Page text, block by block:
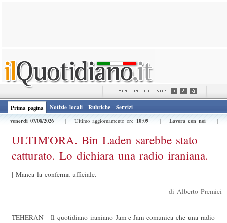
Prima pagina Notizie locali Rubriche
Servizi
venerdì 07/08/2026
| Ultimo aggiornamento ore 10:09 | Lavora con noi |
ULTIM'ORA. Bin Laden sarebbe stato
catturato. Lo dichiara una radio iraniana.
| Manca la conferma ufficiale.
di Alberto Premici
TEHERAN - Il quotidiano iraniano Jam-e-Jam comunica che una radio